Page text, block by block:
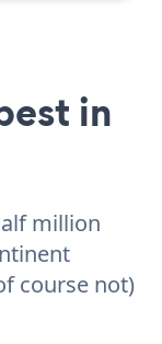
in
million
course not)